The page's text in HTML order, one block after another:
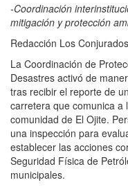
-Coordinación
mitigación y protección
Redacción Los Conjurados
La Coordinación de
Desastres activó de
tras recibir el reporte de
carretera que comunica a
comunidad de El Ojite.
una inspección para
establecer las acciones
Seguridad Física de
municipales.